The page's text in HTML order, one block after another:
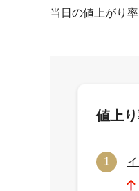
当日の値上がり